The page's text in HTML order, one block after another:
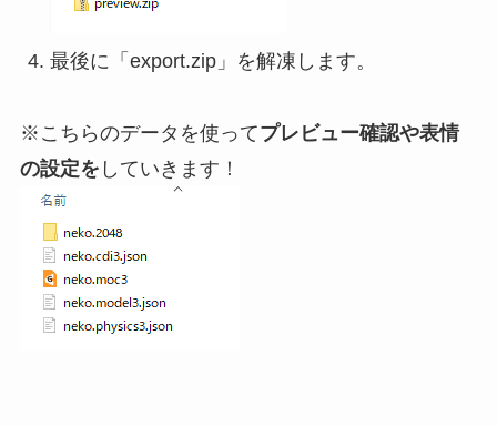
最後に「export.zip」を解凍します。
※こちらのデータを使ってプレビュー確認や表情
の設定を していきます！